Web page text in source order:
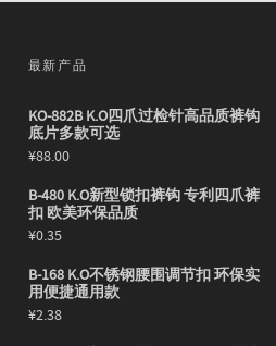
最新产品
KO-882B K.O四爪过检针高品质裤钩
底片多款可选
¥88.00
B-480 K.O新型锁扣裤钩 专利四爪裤
扣 欧美环保品质
¥0.35
B-168 K.O不锈钢腰围调节扣 环保实
用便捷通用款
¥2.38